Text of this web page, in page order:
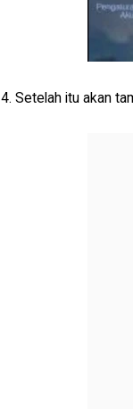
4. Setelah itu akan